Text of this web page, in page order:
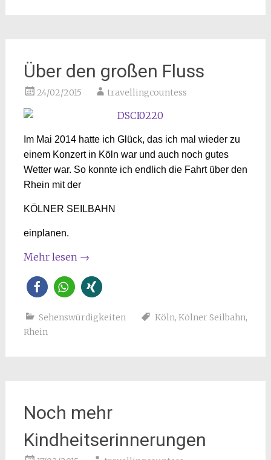
Über den großen Fluss
24/02/2015 travellingcountess
Im Mai 2014 hatte ich Glück, das ich mal wieder zu
einem Konzert in Köln war und auch noch gutes
Wetter war. So konnte ich endlich die Fahrt über den
Rhein mit der
KÖLNER SEILBAHN
einplanen.
Mehr lesen →
Sehenswürdigkeiten Köln, Kölner Seilbahn,
Rhein
Noch mehr
Kindheitserinnerungen